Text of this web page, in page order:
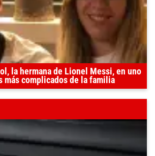
la hermana de Lionel Messi, en uno
más complicados de la familia